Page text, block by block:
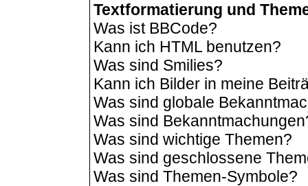
Textformatierung und
Was ist BBCode?
Kann ich HTML benutzen?
Was sind Smilies?
Kann ich Bilder in meine
Was sind globale
Was sind
Was sind wichtige Themen?
Was sind geschlossene
Was sind Themen-Symbole?